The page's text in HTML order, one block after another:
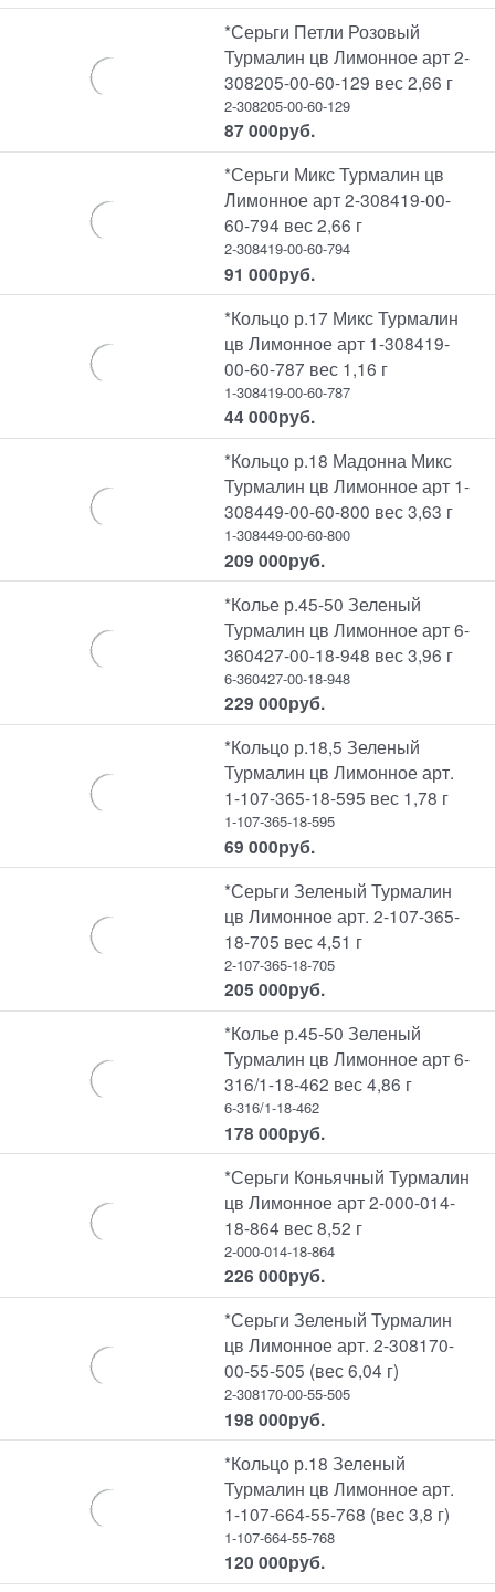
*Серьги Петли Розовый
Турмалин цв Лимонное арт 2-
308205-00-60-129 вес 2,66 г
2-308205-00-60-129
87 000руб.
*Серьги Микс Турмалин цв
Лимонное арт 2-308419-00-
60-794 вес 2,66 г
2-308419-00-60-794
91 000руб.
*Кольцо р.17 Микс Турмалин
цв Лимонное арт 1-308419-
00-60-787 вес 1,16 г
1-308419-00-60-787
44 000руб.
*Кольцо р.18 Мадонна Микс
Турмалин цв Лимонное арт 1-
308449-00-60-800 вес 3,63 г
1-308449-00-60-800
209 000руб.
*Колье р.45-50 Зеленый
Турмалин цв Лимонное арт 6-
360427-00-18-948 вес 3,96 г
6-360427-00-18-948
229 000руб.
*Кольцо р.18,5 Зеленый
Турмалин цв Лимонное арт.
1-107-365-18-595 вес 1,78 г
1-107-365-18-595
69 000руб.
*Серьги Зеленый Турмалин
цв Лимонное арт. 2-107-365-
18-705 вес 4,51 г
2-107-365-18-705
205 000руб.
*Колье р.45-50 Зеленый
Турмалин цв Лимонное арт 6-
316/1-18-462 вес 4,86 г
6-316/1-18-462
178 000руб.
*Серьги Коньячный Турмалин
цв Лимонное арт 2-000-014-
18-864 вес 8,52 г
2-000-014-18-864
226 000руб.
*Серьги Зеленый Турмалин
цв Лимонное арт. 2-308170-
00-55-505 (вес 6,04 г)
2-308170-00-55-505
198 000руб.
*Кольцо р.18 Зеленый
Турмалин цв Лимонное арт.
1-107-664-55-768 (вес 3,8 г)
1-107-664-55-768
120 000руб.